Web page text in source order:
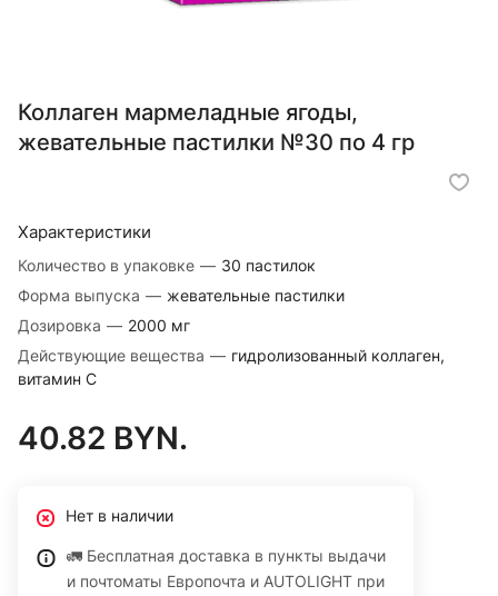
Коллаген мармеладные ягоды,
жевательные пастилки №30 по 4 гр
Характеристики
Количество в упаковке — 30 пастилок
Форма выпуска — жевательные пастилки
Дозировка — 2000 мг
Действующие вещества — гидролизованный коллаген,
витамин С
40.82 BYN.
Нет в наличии
🚛 Бесплатная доставка в пункты выдачи
и почтоматы Европочта и AUTOLIGHT при